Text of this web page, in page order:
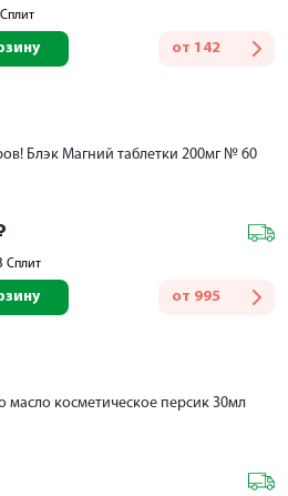
от 142
Блэк Магний таблетки 200мг № 60
Сплит
от 995
масло косметическое персик 30мл